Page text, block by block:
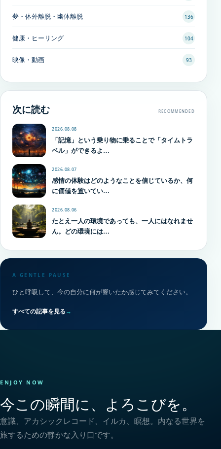
夢・体外離脱・幽体離脱 136
健康・ヒーリング 104
映像・動画 93
次に読む RECOMMENDED
2026.08.08
「記憶」という乗り物に乗ることで「タイムトラ
ベル」ができるよ…
2026.08.07
感情の体験はどのようなことを信じているか、何
に価値を置いてい…
2026.08.06
たとえ一人の環境であっても、一人にはなれませ
ん。どの環境には…
A GENTLE PAUSE
ひと呼吸して、今の自分に何が響いたか感じてみてください。
すべての記事を見る→
ENJOY NOW
今この瞬間に、よろこびを。
意識、アカシックレコード、イルカ、瞑想。内なる世界を
旅するための静かな入り口です。